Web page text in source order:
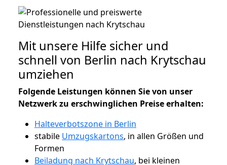
Mit unsere Hilfe sicher und
schnell von Berlin nach Krytschau
umziehen
Folgende Leistungen können Sie von unser
Netzwerk zu erschwinglichen Preise erhalten:
Halteverbotszone in Berlin
stabile Umzugskartons, in allen Größen und
Formen
Beiladung nach Krytschau, bei kleinen